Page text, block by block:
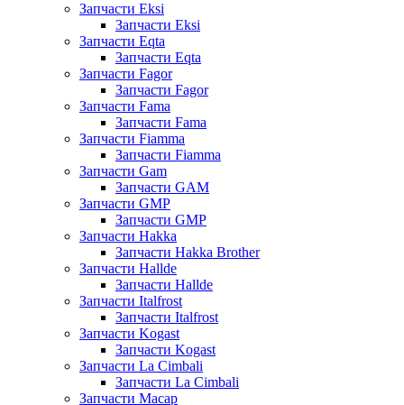
Запчасти Eksi
Запчасти Eksi
Запчасти Eqta
Запчасти Eqta
Запчасти Fagor
Запчасти Fagor
Запчасти Fama
Запчасти Fama
Запчасти Fiamma
Запчасти Fiamma
Запчасти Gam
Запчасти GAM
Запчасти GMP
Запчасти GMP
Запчасти Hakka
Запчасти Hakka Brother
Запчасти Hallde
Запчасти Hallde
Запчасти Italfrost
Запчасти Italfrost
Запчасти Kogast
Запчасти Kogast
Запчасти La Cimbali
Запчасти La Cimbali
Запчасти Macap